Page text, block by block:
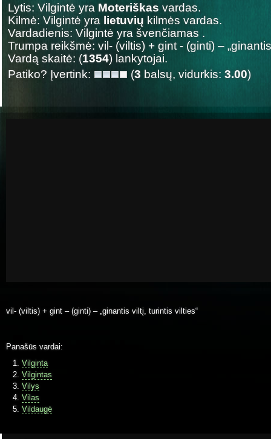
Lytis: Vilgintė yra Moteriškas vardas.
Kilmė: Vilgintė yra lietuvių kilmės vardas.
Vardadienis: Vilgintė yra švenčiamas .
Trumpa reikšmė: vil- (viltis) + gint - (ginti) –
Vardą skaitė: (1354) lankytojai.
Patiko? Įvertink:
(3 balsų, vidurkis: 3.00)
vil- (viltis) + gint – (ginti) – „ginantis viltį, turintis vilties“
Panašūs vardai:
Vilginta
Vilgintas
Vilys
Vilas
Vildaugė